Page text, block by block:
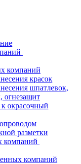
компаний
красок
шпатлевок,
огнезащит
окрасочный
разметки
компаний
компаний